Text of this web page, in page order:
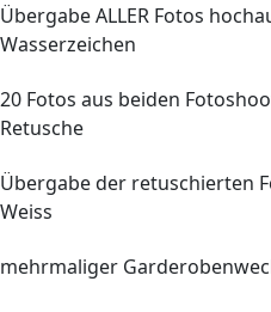
ÜbergabeALLER Fotos
Wasserzeichen
20 Fotos aus beiden
Retusche
Übergabe der retuschierten
Weiss
mehrmaliger